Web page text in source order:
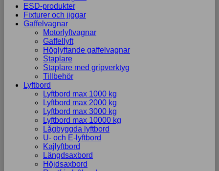
ESD-produkter
Fixturer och jiggar
Gaffelvagnar
Motorlyftvagnar
Gaffellyft
Höglyftande gaffelvagnar
Staplare
Staplare med gripverktyg
Tillbehör
Lyftbord
Lyftbord max 1000 kg
Lyftbord max 2000 kg
Lyftbord max 3000 kg
Lyftbord max 10000 kg
Lågbyggda lyftbord
U- och E-lyftbord
Kajlyftbord
Längdsaxbord
Höjdsaxbord